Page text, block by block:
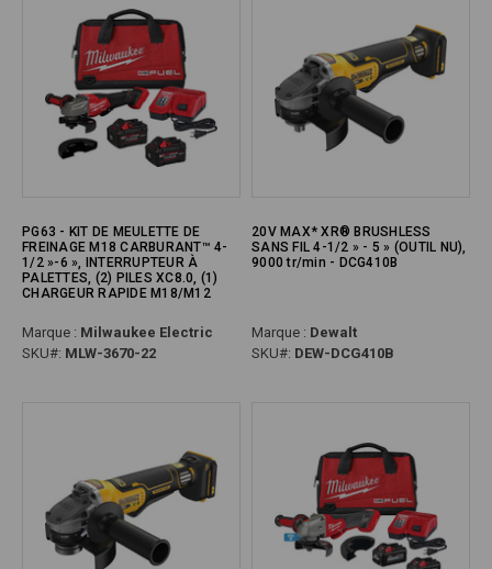
PG63 - KIT DE MEULETTE DE
FREINAGE M18 CARBURANT™ 4-
1/2 »-6 », INTERRUPTEUR À
PALETTES, (2) PILES XC8.0, (1)
CHARGEUR RAPIDE M18/M12
Marque : Milwaukee Electric
SKU#: MLW-3670-22
20V MAX* XR® BRUSHLESS
SANS FIL 4-1/2 » - 5 » (OUTIL NU),
9000 tr/min - DCG410B
Marque : Dewalt
SKU#: DEW-DCG410B